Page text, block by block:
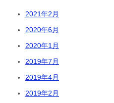
2021年2月
2020年6月
2020年1月
2019年7月
2019年4月
2019年2月